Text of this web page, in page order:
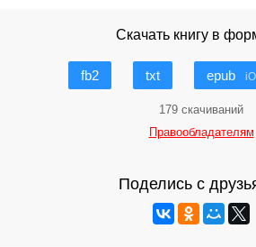
Скачать книгу в
fb2 txt epub
179 скачиваний
Правообладателям
Поделись с